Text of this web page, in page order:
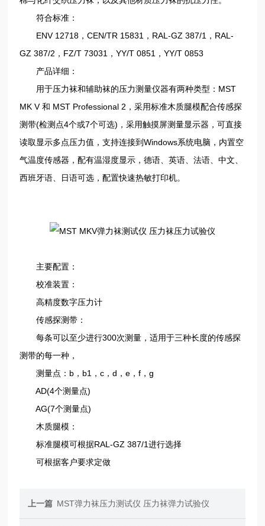
符合标准：
ENV 12718，CEN/TR 15831，RAL-GZ 387/1，RAL-
GZ 387/2，FZ/T 73031，YY/T 0851，YY/T 0853
产品详细：
用于压力袜和辅助袜的压力测量仪器有两种类型：MST
MK V 和 MST Professional 2，采用标准木质腿模配合传感探
测带(检测点4个或7个可选)，采用触摸屏测量显示器，可直接
读取显示多点压力值，支持连接到Windows系统电脑，内置空
气温度传感器，配有温湿度显示，德语、英语、法语、中文、
西班牙语、日语可选，配置快速热敏打印机。
主要配置：
校准装置：
高精度数字压力计
传感探测带：
每条可以至少进行300次测量，适用于三种长度的传感探
测带的每一种，
测量点：b，b1，c，d，e，f，g
AD(4个测量点)
AG(7个测量点)
木质腿模：
标准腿模可根据RAL-GZ 387/1进行选择
可根据客户要求定做
上一篇 MST弹力袜压力测试仪 压力袜弹力试验仪